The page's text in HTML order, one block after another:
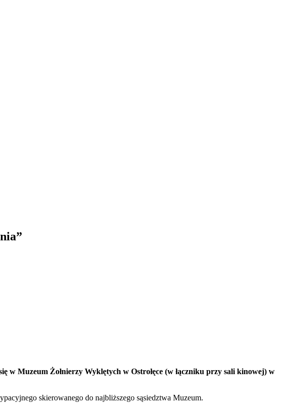
w Muzeum Żołnierzy Wyklętych w Ostrołęce (w łączniku przy sali kinowej) w
skierowanego do najbliższego sąsiedztwa Muzeum.